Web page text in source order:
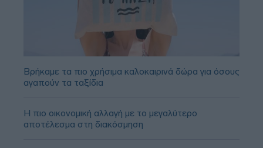
Βρήκαμε τα πιο χρήσιμα καλοκαιρινά δώρα για όσους
αγαπούν τα ταξίδια
Η πιο οικονομική αλλαγή με το μεγαλύτερο
αποτέλεσμα στη διακόσμηση